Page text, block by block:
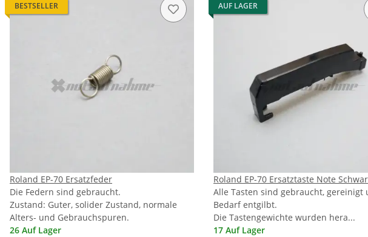
BESTSELLER
Roland EP-70 Ersatzfeder
Die Federn sind gebraucht.
Zustand: Guter, solider Zustand, normale
Alters- und Gebrauchspuren.
26 Auf Lager
AUF LAGER
Roland EP-70 Ersatztaste Note
Alle Tasten sind gebraucht, gereinigt
Bedarf entgilbt.
Die Tastengewichte wurden hera...
17 Auf Lager